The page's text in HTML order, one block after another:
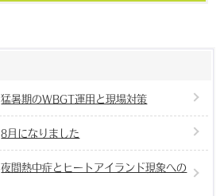
猛暑期のWBGT運用と現場対策
8月になりました
夜間熱中症とヒートアイランド現象への